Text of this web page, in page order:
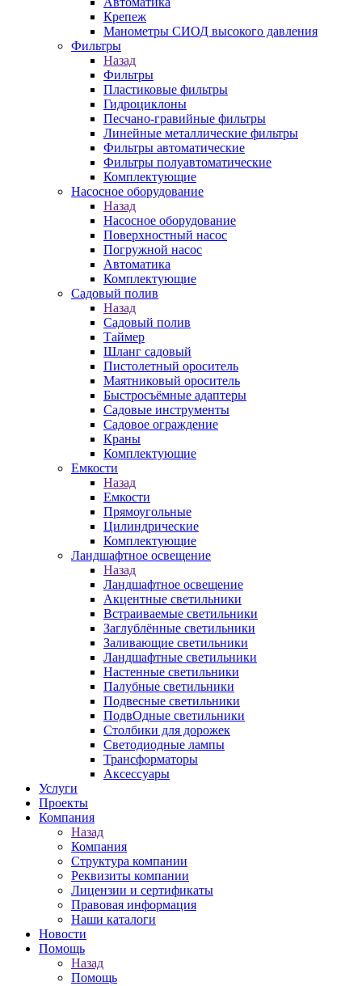
Крепеж
Манометры СИОД высокого давления
Фильтры
Назад
Фильтры
Пластиковые фильтры
Гидроциклоны
Песчано-гравийные фильтры
Линейные металлические фильтры
Фильтры автоматические
Фильтры полуавтоматические
Комплектующие
Насосное оборудование
Назад
Насосное оборудование
Поверхностный насос
Погружной насос
Автоматика
Комплектующие
Садовый полив
Назад
Садовый полив
Таймер
Шланг садовый
Пистолетный ороситель
Маятниковый ороситель
Быстросъёмные адаптеры
Садовые инструменты
Садовое ограждение
Краны
Комплектующие
Емкости
Назад
Емкости
Прямоугольные
Цилиндрические
Комплектующие
Ландшафтное освещение
Назад
Ландшафтное освещение
Акцентные светильники
Встраиваемые светильники
Заглублённые светильники
Заливающие светильники
Ландшафтные светильники
Настенные светильники
Палубные светильники
Подвесные светильники
ПодвОдные светильники
Столбики для дорожек
Светодиодные лампы
Трансформаторы
Аксессуары
Услуги
Проекты
Компания
Назад
Компания
Структура компании
Реквизиты компании
Лицензии и сертификаты
Правовая информация
Наши каталоги
Новости
Помощь
Назад
Помощь